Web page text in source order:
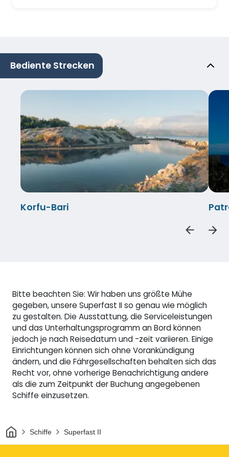
Bediente Strecken
Korfu-Bari
Bitte beachten Sie: Wir haben uns größte Mühe
gegeben, unsere Superfast II so genau wie möglich
zu gestalten. Die Ausstattung, die Serviceleistungen
und das Unterhaltungsprogramm an Bord können
jedoch je nach Reisedatum und -zeit variieren. Einige
Einrichtungen können sich ohne Vorankündigung
ändern, und die Fährgesellschaften behalten sich das
Recht vor, ohne vorherige Benachrichtigung andere
als die zum Zeitpunkt der Buchung angegebenen
Schiffe einzusetzen.
HeimSchiffe Superfast II